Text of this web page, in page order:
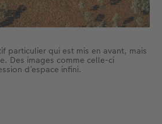
particulier qui est mis en avant, mais
Des images comme celle-ci
d’espace infini.